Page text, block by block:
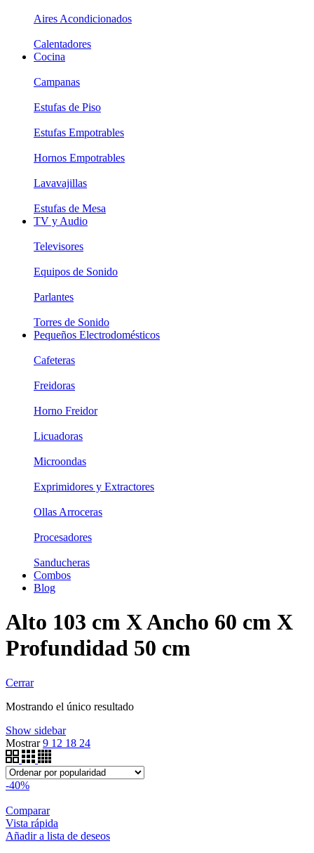
Aires Acondicionados
Calentadores
Cocina
Campanas
Estufas de Piso
Estufas Empotrables
Hornos Empotrables
Lavavajillas
Estufas de Mesa
TV y Audio
Televisores
Equipos de Sonido
Parlantes
Torres de Sonido
Pequeños Electrodomésticos
Cafeteras
Freidoras
Horno Freidor
Licuadoras
Microondas
Exprimidores y Extractores
Ollas Arroceras
Procesadores
Sanducheras
Combos
Blog
Alto 103 cm X Ancho 60 cm X
Profundidad 50 cm
Cerrar
Mostrando el único resultado
Show sidebar
Mostrar9 12 18 24
-40%
Comparar
Vista rápida
Añadir a lista de deseos